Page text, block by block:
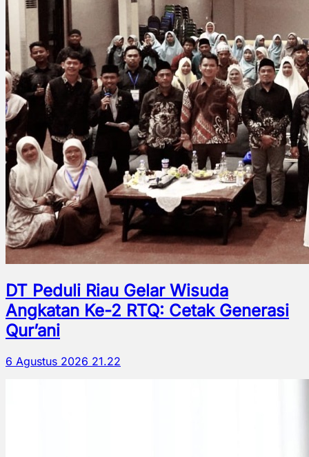
DT Peduli Riau Gelar Wisuda
Angkatan Ke-2 RTQ: Cetak Generasi
Qur’ani
6 Agustus 2026 21.22